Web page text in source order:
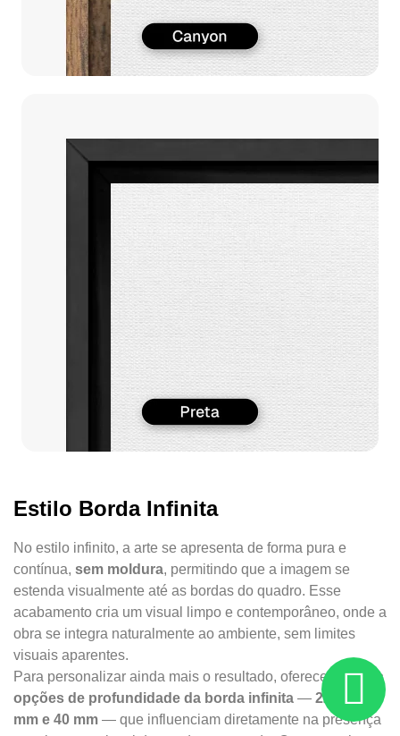
Estilo Borda Infinita
No estilo infinito, a arte se apresenta de forma pura e
contínua, sem moldura, permitindo que a imagem se
estenda visualmente até as bordas do quadro. Esse
acabamento cria um visual limpo e contemporâneo, onde a
obra se integra naturalmente ao ambiente, sem limites
visuais aparentes.
Para personalizar ainda mais o resultado, oferecemostrês
opções de profundidade da borda infinita — 22 mm, 34
mm e 40 mm — que influenciam diretamente na presença